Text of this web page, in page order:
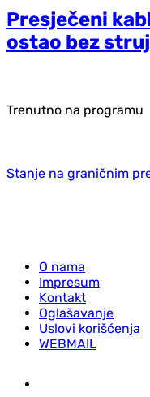
Presječeni
ostao bez
Trenutno na programu
Stanje na graničnim
O nama
Impresum
Kontakt
Oglašavanje
Uslovi korišćenja
WEBMAIL